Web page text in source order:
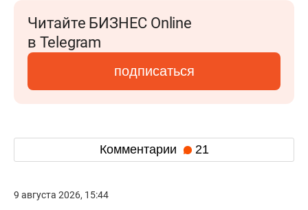
Читайте БИЗНЕС Online
в Telegram
подписаться
Комментарии 21
9 августа 2026, 15:44